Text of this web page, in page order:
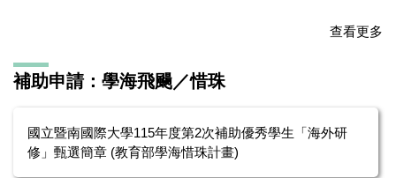
查看更多
補助申請：學海飛颺／惜珠
國立暨南國際大學115年度第2次補助優秀學生「海外研
修」甄選簡章 (教育部學海惜珠計畫)